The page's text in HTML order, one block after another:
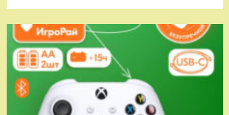
Геймпад
Microsoft
Xbox
Series
X|S
Wireless
Controller
Camo
(красный